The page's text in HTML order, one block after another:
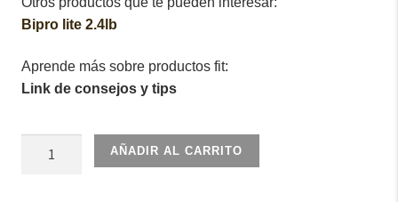
Bipro lite 2.4lb
Aprende más sobre productos fit:
Link de consejos y tips
AÑADIR AL CARRITO